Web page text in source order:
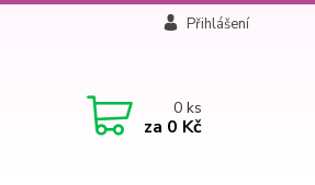
Přihlášení
0ks
za 0 Kč